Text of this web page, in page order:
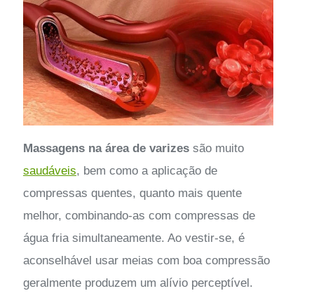
Massagens na área de varizessão muito
saudáveis, bem como a aplicação de
compressas quentes, quanto mais quente
melhor, combinando-as com compressas de
água fria simultaneamente. Ao vestir-se, é
aconselhável usar meias com boa compressão
geralmente produzem um alívio perceptível.